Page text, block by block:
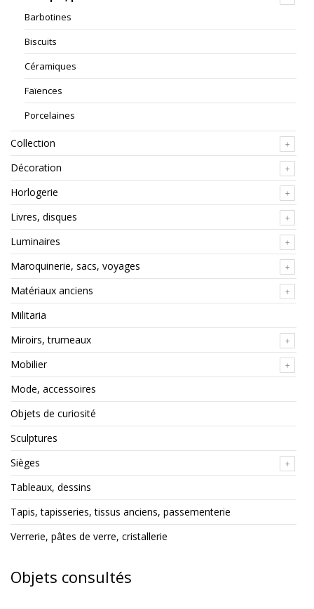
Barbotines
Biscuits
Céramiques
Faïences
Porcelaines
Collection
Décoration
Horlogerie
Livres, disques
Luminaires
Maroquinerie, sacs, voyages
Matériaux anciens
Militaria
Miroirs, trumeaux
Mobilier
Mode, accessoires
Objets de curiosité
Sculptures
Sièges
Tableaux, dessins
Tapis, tapisseries, tissus anciens, passementerie
Verrerie, pâtes de verre, cristallerie
Objets consultés